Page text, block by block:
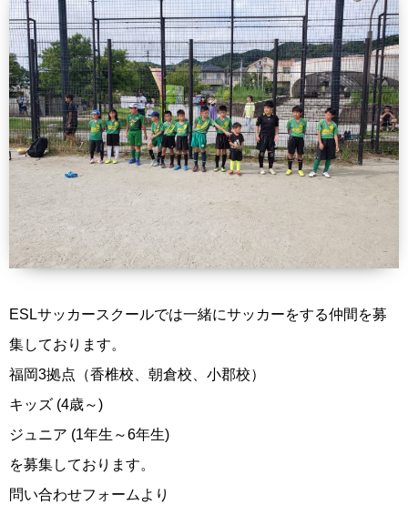
ESLサッカースクールでは一緒にサッカーをする仲間を募
集しております。
福岡3拠点（香椎校、朝倉校、小郡校）
キッズ (4歳～)
ジュニア (1年生～6年生)
を募集しております。
問い合わせフォームより